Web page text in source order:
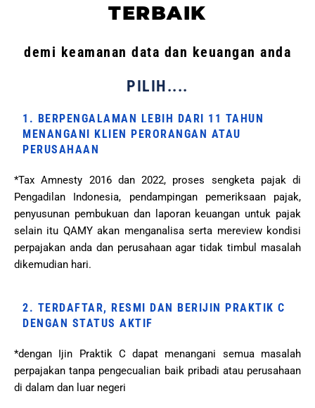
TERBAIK
demi keamanan data dan keuangan anda
PILIH....
1. BERPENGALAMAN LEBIH DARI 11 TAHUN
MENANGANI KLIEN PERORANGAN ATAU
PERUSAHAAN
*Tax Amnesty 2016 dan 2022, proses sengketa pajak di
Pengadilan Indonesia, pendampingan pemeriksaan pajak,
penyusunan pembukuan dan laporan keuangan untuk pajak
selain itu QAMY akan menganalisa serta mereview kondisi
perpajakan anda dan perusahaan agar tidak timbul masalah
dikemudian hari.
2. TERDAFTAR, RESMI DAN BERIJIN PRAKTIK C
DENGAN STATUS AKTIF
*dengan Ijin Praktik C dapat menangani semua masalah
perpajakan tanpa pengecualian baik pribadi atau perusahaan
di dalam dan luar negeri